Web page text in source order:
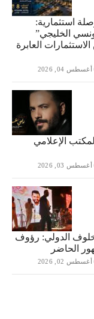
استثمارية:
الخليجي”
العابرة
أغسطس 04, 2026
الإعلامي
أغسطس 03, 2026
الدولي: رؤوف
الحاضر
أغسطس 02, 2026